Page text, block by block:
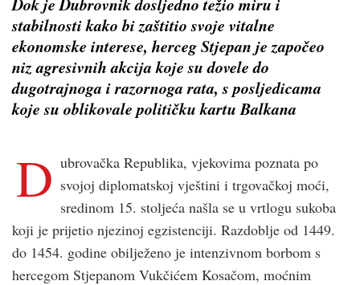
stabilnosti kako bi zaštitio svoje vitalne
ekonomske interese, herceg Stjepan je započeo
niz agresivnih akcija koje su dovele do
dugotrajnoga i razornoga rata, s posljedicama
koje su oblikovale političku kartu Balkana
D ubrovačka Republika, vjekovima poznata po
svojoj diplomatskoj vještini i trgovačkoj moći,
sredinom 15. stoljeća našla se u vrtlogu sukoba
koji je prijetio njezinoj egzistenciji. Razdoblje od 1449.
do 1454. godine obilježeno je intenzivnom borbom s
hercegom Stjepanom Vukčićem Kosačom, moćnim